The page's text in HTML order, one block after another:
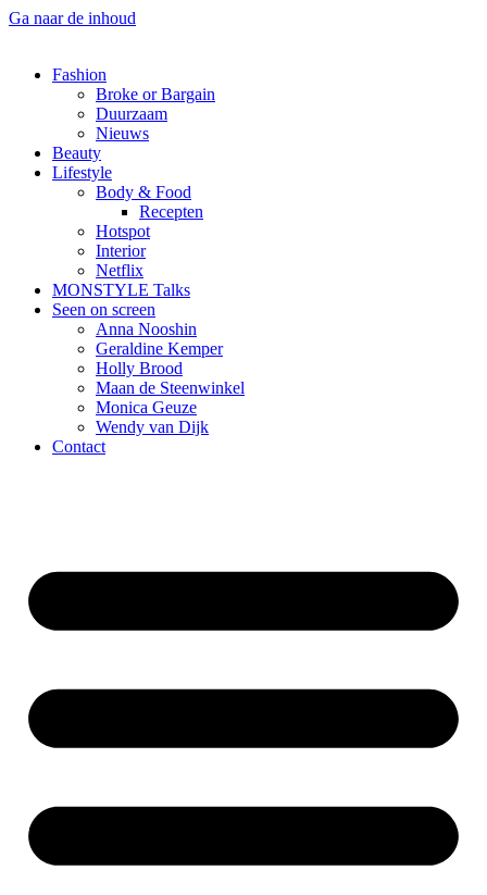
Ga naar de inhoud
Fashion
Broke or Bargain
Duurzaam
Nieuws
Beauty
Lifestyle
Body & Food
Recepten
Hotspot
Interior
Netflix
MONSTYLE Talks
Seen on screen
Anna Nooshin
Geraldine Kemper
Holly Brood
Maan de Steenwinkel
Monica Geuze
Wendy van Dijk
Contact